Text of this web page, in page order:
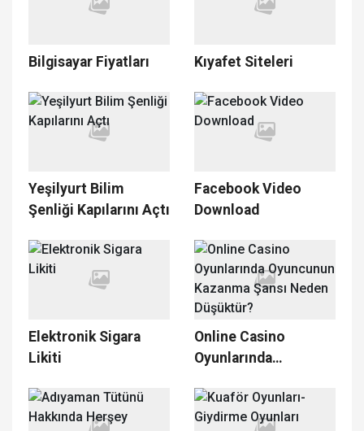
Bilgisayar Fiyatları Kıyafet Siteleri
Yeşilyurt Bilim
Şenliği Kapılarını Açtı
Facebook Video
Download
Elektronik Sigara
Likiti
Online Casino
Oyunlarında
Şansı Neden
Düşüktür?